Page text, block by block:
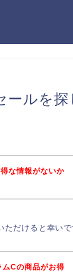
ールを探
な情報がないか
だけると幸いで
ムCの商品がお得